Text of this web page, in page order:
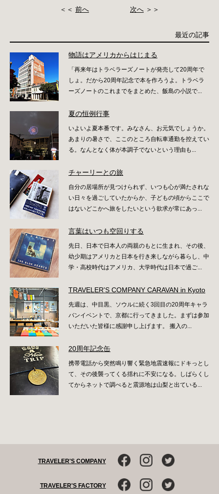
＜＜ 前へ 次へ ＞＞
最近の記事
物語はアメリカからはじまる
「再来年はトラベラーズノートが発売して20周年で
しょ。だから20周年記念で本を作ろうよ。トラベラ
ーズノートのこれまでをまとめた、飯島の小説で...
夏の恒例行事
いよいよ夏本番です。みなさん、お元気でしょうか。
あまりの暑さで、ここのところ自転車通勤を控えてい
る。なんとなく体が本調子でないという理由も...
チャーリーとの旅
自分の居場所が見つけられず、いつも心が満たされな
い日々を過ごしていたからか、子どもの頃からここで
はないどこかへ旅をしたいという欲求が常にあっ...
言葉はいつも空回りする
先日、日本で日本人の両親のもとに生まれ、その後、
幼少期はアメリカと日本を行き来しながら暮らし、中
学・高校時代はアメリカ、大学時代は日本で過ご...
TRAVELER'S COMPANY CARAVAN in Kyoto
先週は、中目黒、ソウルに続く3回目の20周年キャラ
バンイベントで、京都に行ってきました。まずは参加
いただいた皆様に感謝申し上げます。 搬入の...
20周年記念缶
携帯電話から突然鳴り響く緊急地震速報にドキっとし
て、その後襲ってくる揺れに不安になる。しばらくし
てからネットで調べると震源地は山梨と出ている...
TRAVELER'S COMPANY
TRAVELER'S FACTORY